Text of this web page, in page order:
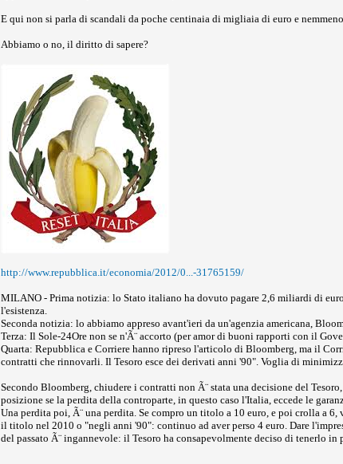
E qui non si parla di scandali da poche centinaia di migliaia di euro e
Abbiamo o no, il diritto di sapere?
http://www.repubblica.it/economia/2012/0...-31765159/
MILANO - Prima notizia: lo Stato italiano ha dovuto pagare 2,6 miliardi di
l'esistenza.
Seconda notizia: lo abbiamo appreso avant'ieri da un'agenzia americana,
Terza: Il Sole-24Ore non se n'Ã¨ accorto (per amor di buoni rapporti con il
Quarta: Repubblica e Corriere hanno ripreso l'articolo di Bloomberg, ma il
contratti che rinnovarli. Il Tesoro esce dei derivati anni '90". Voglia di
Secondo Bloomberg, chiudere i contratti non Ã¨ stata una decisione del
posizione se la perdita della controparte, in questo caso l'Italia, eccede le
Una perdita poi, Ã¨ una perdita. Se compro un titolo a 10 euro, e poi crolla a
il titolo nel 2010 o "negli anni '90": continuo ad aver perso 4 euro. Dare
del passato Ã¨ ingannevole: il Tesoro ha consapevolmente deciso di tenerlo